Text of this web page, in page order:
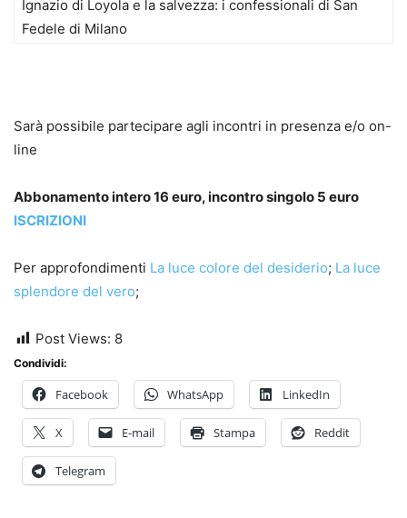
Ignazio di Loyola e la salvezza: i confessionali di San
Fedele di Milano
Sarà possibile partecipare agli incontri in presenza e/o on-
line
Abbonamento intero 16 euro, incontro singolo 5 euro
ISCRIZIONI
Per approfondimenti La luce colore del desiderio; La luce
splendore del vero;
Post Views: 8
Condividi:
Facebook WhatsApp LinkedIn
X E-mail Stampa Reddit
Telegram